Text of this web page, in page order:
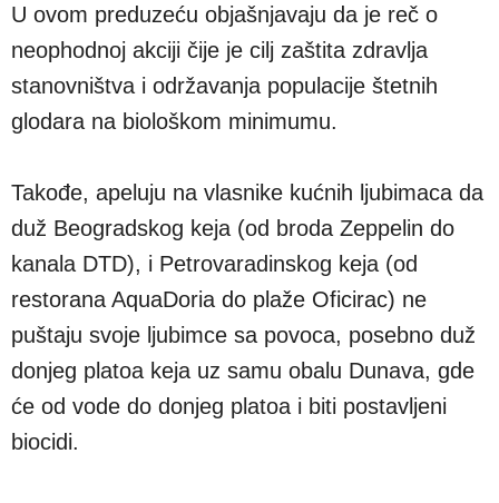
U ovom preduzeću objašnjavaju da je reč o
neophodnoj akciji čije je cilj zaštita zdravlja
stanovništva i održavanja populacije štetnih
glodara na biološkom minimumu.
Takođe, apeluju na vlasnike kućnih ljubimaca da
duž Beogradskog keja (od broda Zeppelin do
kanala DTD), i Petrovaradinskog keja (od
restorana AquaDoria do plaže Oficirac) ne
puštaju svoje ljubimce sa povoca, posebno duž
donjeg platoa keja uz samu obalu Dunava, gde
će od vode do donjeg platoa i biti postavljeni
biocidi.